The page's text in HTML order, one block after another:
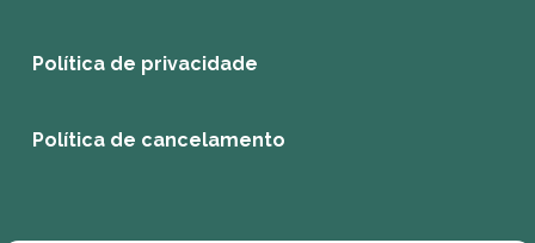
Política de privacidade
Política de cancelamento